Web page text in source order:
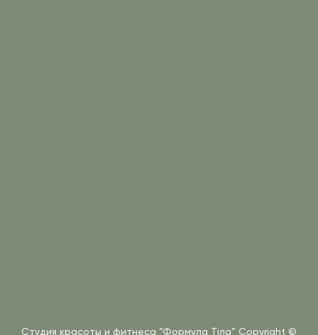
Студия красоты и фитнеса “Формула Тіла” Copyright ©